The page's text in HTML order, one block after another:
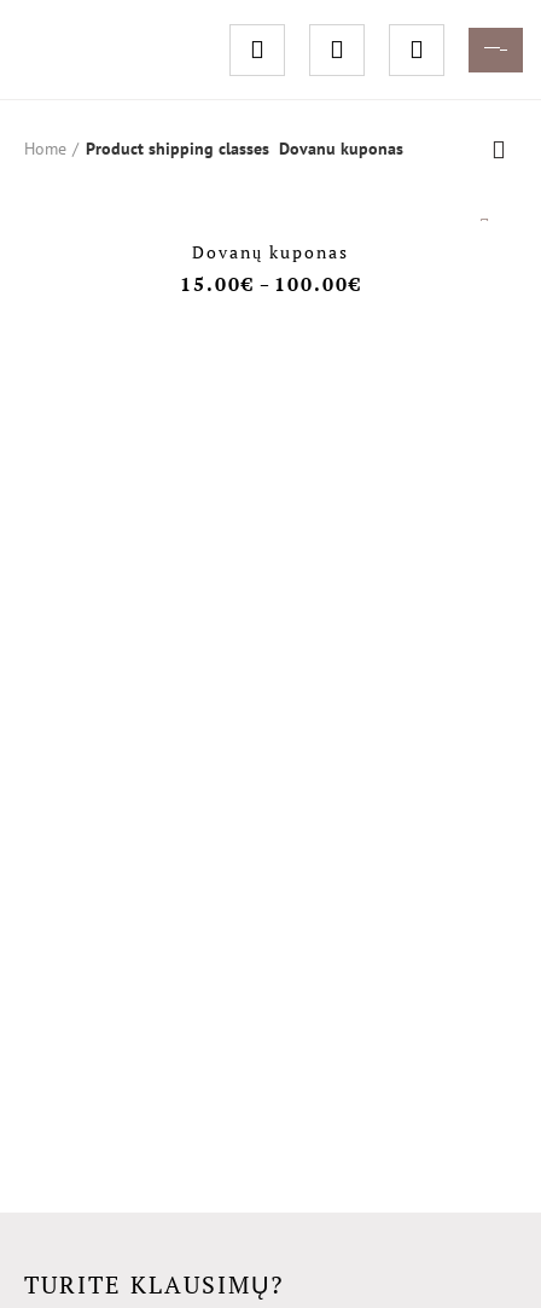
Home Product shipping classes Dovanu kuponas
Dovanų kuponas
15.00€ – 100.00€
TURITE KLAUSIMŲ?